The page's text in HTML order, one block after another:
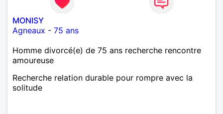
MONISY
Agneaux - 75 ans
Homme divorcé(e) de 75 ans recherche rencontre
amoureuse
Recherche relation durable pour rompre avec la
solitude